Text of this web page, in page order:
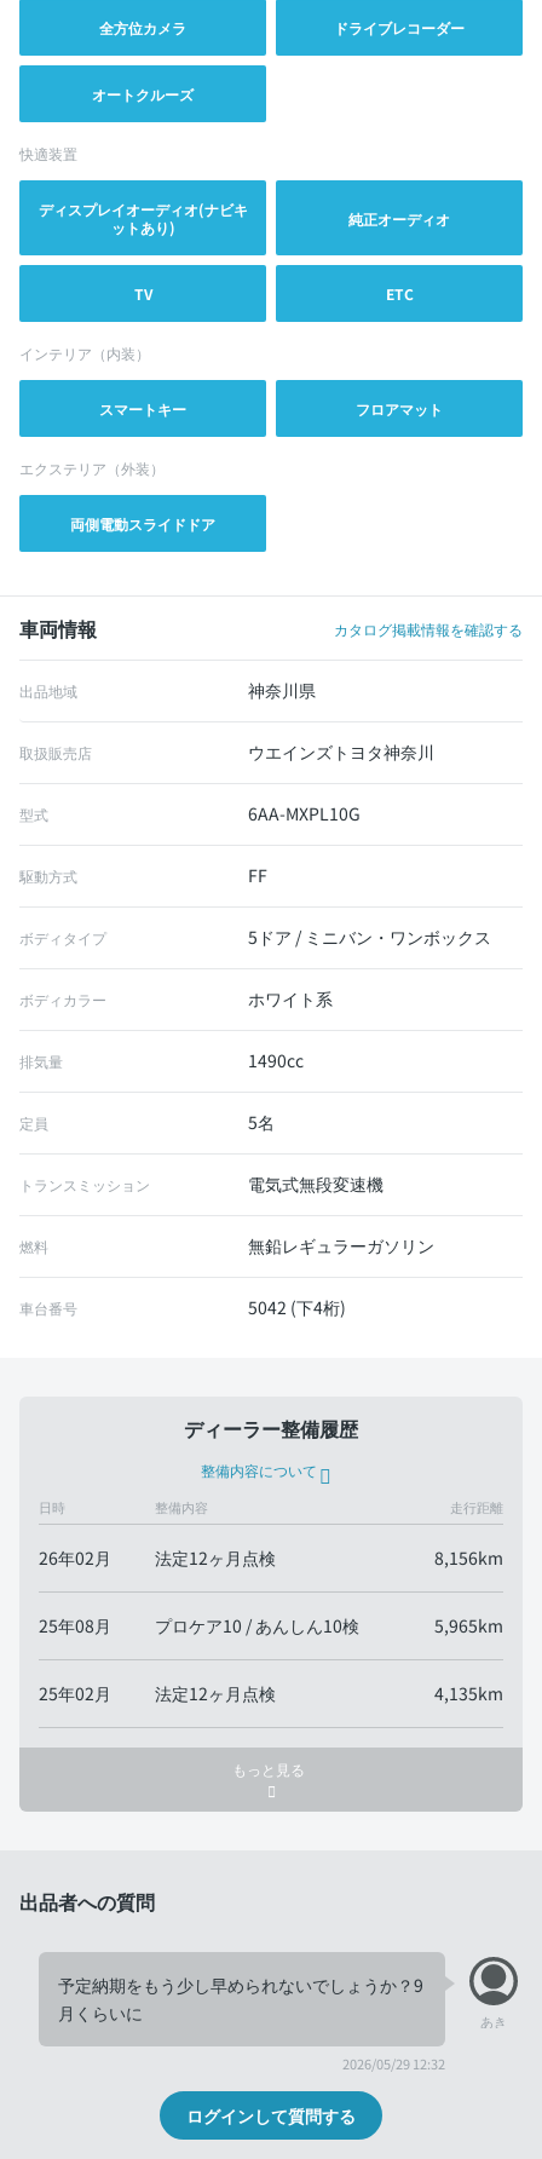
全方位カメラ ドライブレコーダー
オートクルーズ
快適装置
ディスプレイオーディオ(ナビキ
ットあり)
純正オーディオ
TV ETC
インテリア（内装）
スマートキー フロアマット
エクステリア（外装）
両側電動スライドドア
車両情報 カタログ掲載情報を確認する
出品地域 神奈川県
取扱販売店 ウエインズトヨタ神奈川
型式 6AA-MXPL10G
駆動方式 FF
ボディタイプ 5ドア / ミニバン・ワンボックス
ボディカラー ホワイト系
排気量 1490cc
定員 5名
トランスミッション 電気式無段変速機
燃料 無鉛レギュラーガソリン
車台番号 5042 (下4桁)
ディーラー整備履歴
整備内容について
日時 整備内容 走行距離
26年02月 法定12ヶ月点検 8,156km
25年08月 プロケア10 / あんしん10検 5,965km
25年02月 法定12ヶ月点検 4,135km
もっと見る
出品者への質問
あき
予定納期をもう少し早められないでしょうか？9
月くらいに
2026/05/29 12:32
ログインして質問する